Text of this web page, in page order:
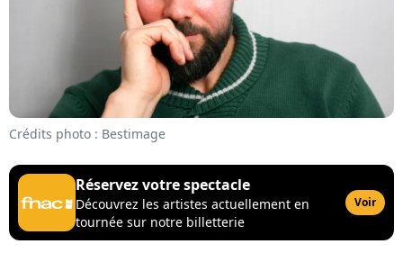
Crédits photo : Bestimage
Réservez votre spectacle
Découvrez les artistes actuellement en
tournée sur notre billetterie
Voir